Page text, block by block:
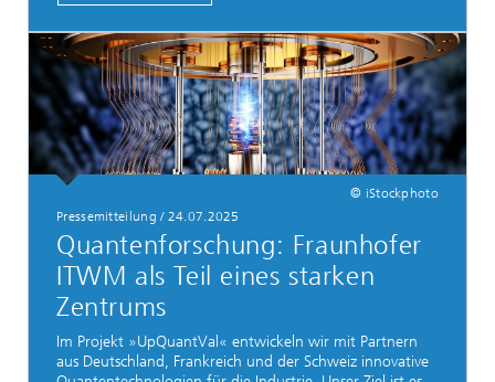
© iStockphoto
Pressemitteilung / 24.07.2025
Quantenforschung: Fraunhofer
ITWM als Teil eines starken
Zentrums
Im Projekt »UpQuantVal« entwickeln wir mit Partnern
aus Deutschland, Frankreich und der Schweiz innovative